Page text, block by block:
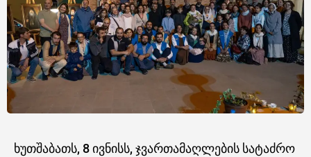
ხუთშაბათს, 8 ივნისს, ჯვართამაღლების სატაძრო